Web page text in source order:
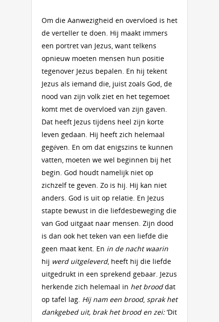
Om die Aanwezigheid en overvloed is het
de verteller te doen. Hij maakt immers
een portret van Jezus, want telkens
opnieuw moeten mensen hun positie
tegenover Jezus bepalen. En hij tekent
Jezus als iemand die, juist zoals God, de
nood van zijn volk ziet en het tegemoet
komt met de overvloed van zijn gaven.
Dat heeft Jezus tijdens heel zijn korte
leven gedaan. Hij heeft zich helemaal
gegéven. En om dat enigszins te kunnen
vatten, moeten we wel beginnen bij het
begin. God houdt namelijk niet op
zichzelf te geven. Zo is hij. Hij kan niet
anders. God is uit op relatie. En Jezus
stapte bewust in die liefdesbeweging die
van God uitgaat naar mensen. Zijn dood
is dan ook het teken van een liefde die
geen maat kent. En in de nacht waarin
hij werd uitgeleverd, heeft hij die liefde
uitgedrukt in een sprekend gebaar. Jezus
herkende zich helemaal in het brooddat
op tafel lag. Hij nam een brood, sprak het
dankgebed uit, brak het brood en zei:‘Dit